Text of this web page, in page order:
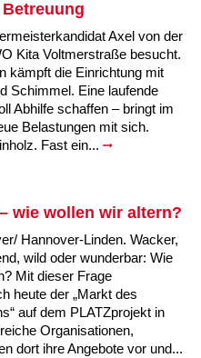
Weg / Familienzentrum
/
Straße /
Axel von der
Kita Voltmerstraße besucht.
kämpft die Einrichtung mit
Schimmel. Eine laufende
Abhilfe schaffen – bringt im
Belastungen mit sich.
Fast ein...
wie wollen wir altern?
Hannover-Linden. Wacker,
wild oder wunderbar: Wie
Mit dieser Frage
heute der „Markt des
auf dem PLATZprojekt in
Organisationen,
dort ihre Angebote vor und...